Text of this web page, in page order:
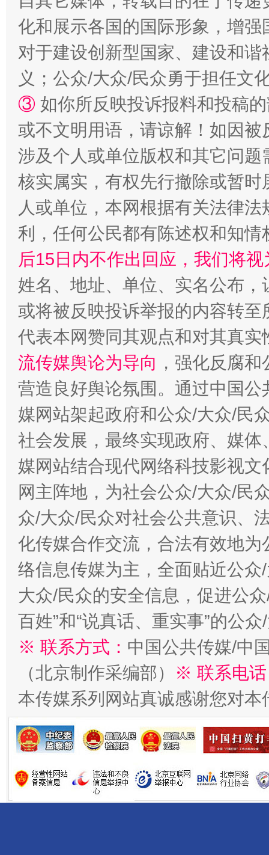
网上购药对药下症？
这是一记警钟！
在谋一域中谋全局
今
魏明亮
化和展示各国的国际形象，增
对于建设创新型国家、建设和
义；公众/大众/民众勇于担任文
③ 如你所反映投诉报料和投稿
或不文明用语，请谅解！如因
涉及个人或单位版权和其它问题
核实属实，有权先行撤除或暂
人或单位，本网根据有关法律
利，任何公民都有陈述权和知情
后15日内不作出回应，我们将
姓名、地址、单位、实名公布
或将被反映投诉举报的内容转
代表本网赞同其观点和对其真实
流传媒舆论为导向 ，强化反腐
营造良好舆论氛围。通过中国
媒网站架起政府和公众/大众/民
社会发展，最终实现政府、媒
媒网站结合现代网络科技影视
网主阵地，为社会公众/大众/民
众/大众/民众对社会公共意识、
化传媒合作交流，合法有效地
络信息传媒为主，全面贴近公
大众/民众的安全信息，促进公
百姓”和“说真话、重实事”的公
※ 联系方式： 中国公共传媒/中
（北京制作采编部）
※ 联系电
本传媒系列网站真诚感谢您对